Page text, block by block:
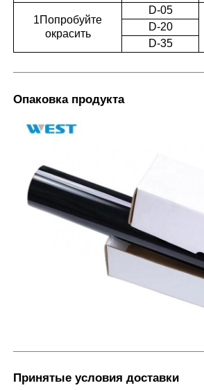
1Попробуйте
окрасить
D-05
D-20
D-35
Опаковка продукта
Принятые условия доставки